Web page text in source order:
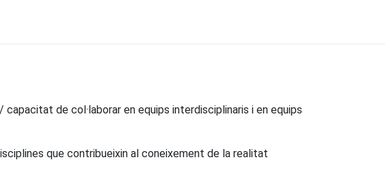
de col·laborar en equips interdisciplinaris i en equips
que contribueixin al coneixement de la realitat